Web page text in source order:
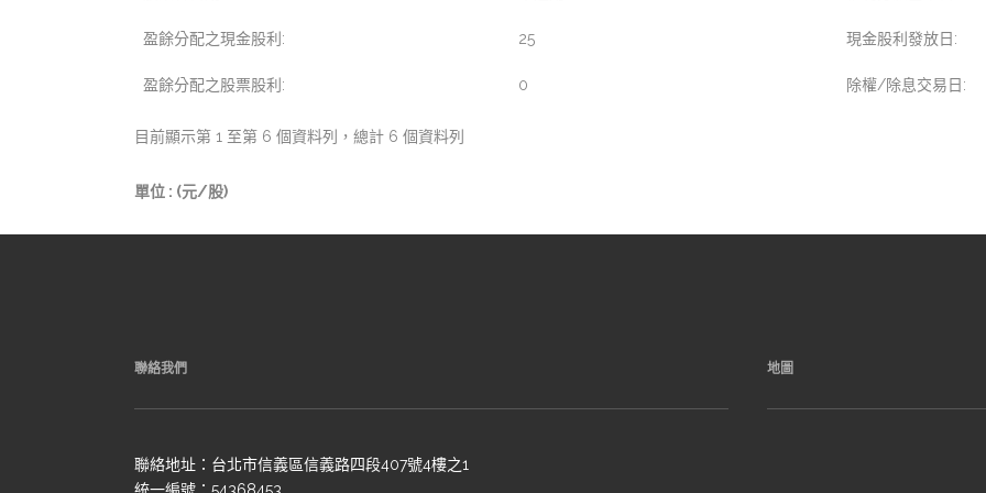
盈餘分配之現金股利: 25 現金股利發放日:
盈餘分配之股票股利: 0 除權/除息交易日:
目前顯示第 1 至第 6 個資料列，總計 6 個資料列
單位 : (元/股)
聯絡我們
聯絡地址：台北市信義區信義路四段407號4樓之1
地圖